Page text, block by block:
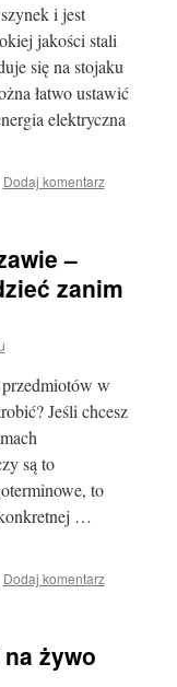
i jest
jakości stali
się na stojaku
łatwo ustawić
elektryczna
Dodaj komentarz
–
zanim
w
Jeśli chcesz
są to
to
…
Dodaj komentarz
żywo